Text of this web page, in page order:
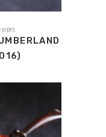
pipes